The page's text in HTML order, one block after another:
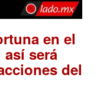
en el
así será
del